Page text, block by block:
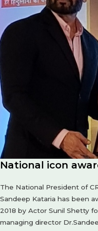
National icon
The National President of
Sandeep Kataria has been
2018 by Actor Sunil Shetty
managing director